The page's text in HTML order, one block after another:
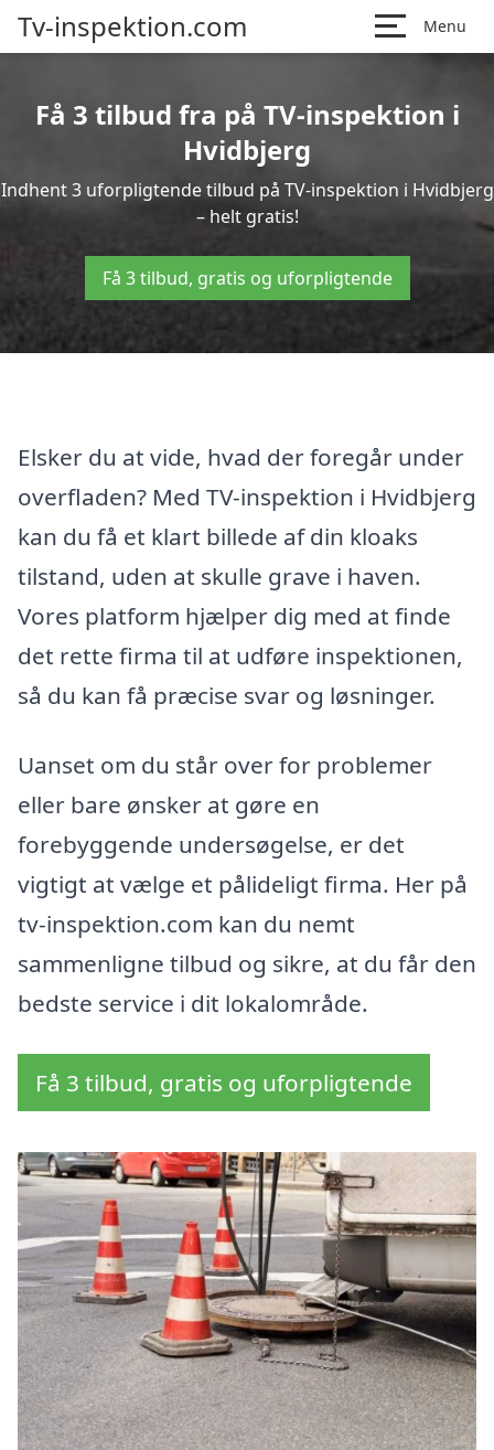
Tv-inspektion.com Menu
Få 3 tilbud fra på TV-inspektion i
Hvidbjerg
Indhent 3 uforpligtende tilbud på TV-inspektion i Hvidbjerg
– helt gratis!
Få 3 tilbud, gratis og uforpligtende
Elsker du at vide, hvad der foregår under
overfladen? Med TV-inspektion i Hvidbjerg
kan du få et klart billede af din kloaks
tilstand, uden at skulle grave i haven.
Vores platform hjælper dig med at finde
det rette firma til at udføre inspektionen,
så du kan få præcise svar og løsninger.
Uanset om du står over for problemer
eller bare ønsker at gøre en
forebyggende undersøgelse, er det
vigtigt at vælge et pålideligt firma. Her på
tv-inspektion.com kan du nemt
sammenligne tilbud og sikre, at du får den
bedste service i dit lokalområde.
Få 3 tilbud, gratis og uforpligtende